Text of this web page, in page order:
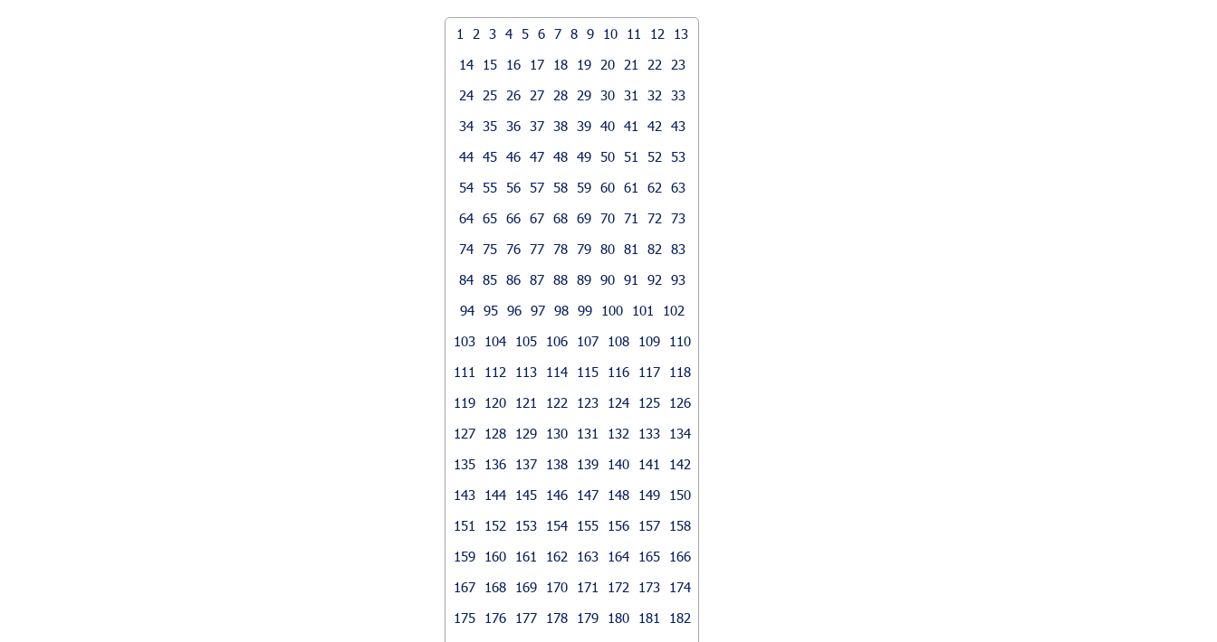
1 2 3 4 5 6 7 8 9 10 11 12
13
14
15 16 17 18 19 20 21 22
23
24
25 26 27 28 29 30 31 32
33
34 35 36 37 38 39 40 41 42
43
44 45 46 47 48 49 50 51 52
53
54 55 56 57 58 59 60 61 62
63
64 65 66 67 68 69 70 71 72
73
74 75 76 77 78 79 80 81 82
83
84 85 86 87 88 89 90 91 92
93
94 95 96 97 98 99 100 101
102
103
104 105 106 107 108 109
110
111
112 113 114 115 116 117
118
119
120 121 122 123 124 125
126
127
128 129 130 131 132 133
134
135
136 137 138 139 140 141
142
143
144 145 146 147 148 149
150
151
152 153 154 155 156 157
158
159
160 161 162 163 164 165
166
167
168 169 170 171 172 173
174
175
176 177 178 179 180 181
182